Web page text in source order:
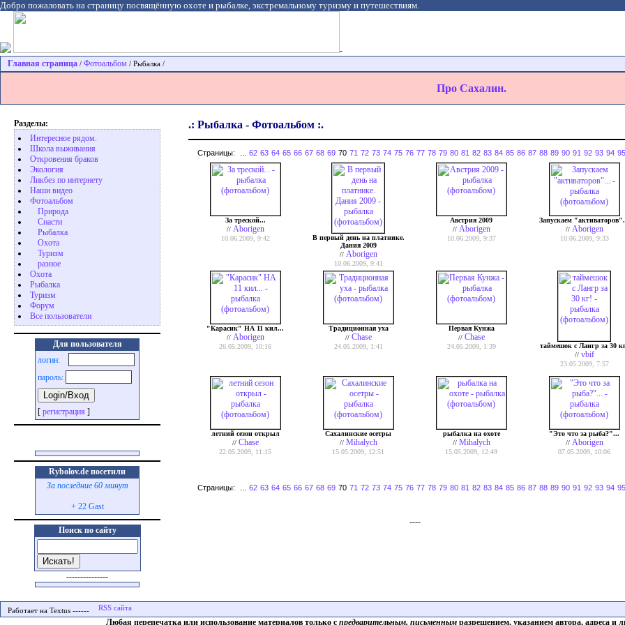
Добро пожаловать на страницу посвящённую охоте и рыбалке, экстремальному туризму и путешествиям.
-
Главная страница / Фотоальбом / Рыбалка /
Про Сахалин.
Разделы:
Интересное рядом.
Школа выживания
Откровения браков
Экология
Ликбез по интернету
Наши видео
Фотоальбом
Природа
Cнасти
Рыбалка
Охота
Туризм
разное
Охота
Pыбалка
Туризм
Форум
Все пользователи
Для пользователя
логин:
пароль:
[ регистрация ]
Rybolov.de посетили
За последние 60 минут
+ 22 Gast
Поиск по сайту
---------------
.: Рыбалка - Фотоальбом :.
Страницы: 62 63 64 65 66 67 68 69 70 71 72 73 74 75 76 77 78 79 80 81 82 83 84 85 86 87 88 89 90 91 92 93 94 95
За треской...
// Aborigen
10.06.2009, 9:42
В первый день на платнике.
Дания 2009
// Aborigen
10.06.2009, 9:41
Австрия 2009
// Aborigen
10.06.2009, 9:37
Запускаем
// Aborigen
10.06.2009, 9:33
"Карасик" НА 11 кил...
// Aborigen
26.05.2009, 10:16
Традиционная уха
// Chase
24.05.2009, 1:41
Первая Кунжа
// Chase
24.05.2009, 1:39
таймешок с Лангр за 30
// vbif
23.05.2009, 7:57
летний сезон открыл
// Chase
22.05.2009, 11:15
Сахалинские осетры
// Mihalych
15.05.2009, 12:51
рыбалка на охоте
// Mihalych
15.05.2009, 12:49
"Это что за рыба?"...
// Aborigen
07.05.2009, 10:06
Страницы: 62 63 64 65 66 67 68 69 70 71 72 73 74 75 76 77 78 79 80 81 82 83 84 85 86 87 88 89 90 91 92 93 94 95
----
Работает на Textus ------
Любая перепечатка или использование материалов только с предварительным, письменнымразрешением, указанием автора, адреса и